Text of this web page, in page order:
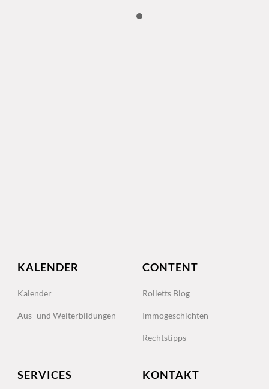
KALENDER
Kalender
Aus- und Weiterbildungen
CONTENT
Rolletts Blog
Immogeschichten
Rechtstipps
SERVICES KONTAKT